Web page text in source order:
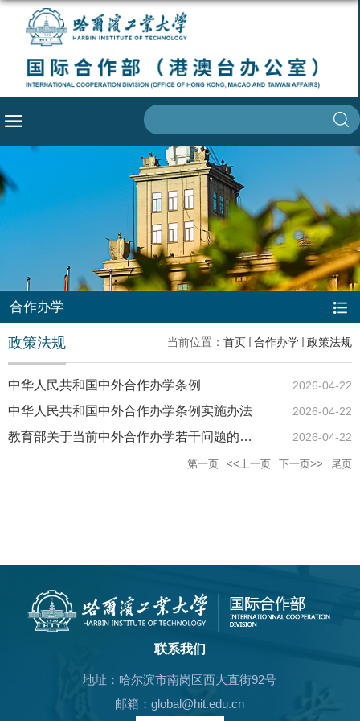
合作办学
当前位置： 首页 合作办学 政策法规
政策法规
中华人民共和国中外合作办学条例 2026-04-22
中华人民共和国中外合作办学条例实施办法 2026-04-22
教育部关于当前中外合作办学若干问题的意见 2026-04-22
第一页 <<上一页 下一页>> 尾页
联系我们
地址：哈尔滨市南岗区西大直街92号
邮箱：global@hit.edu.cn